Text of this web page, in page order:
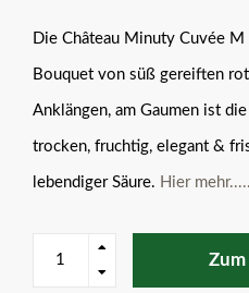
Die Château Minuty Cuvée
Bouquet von süß gereiften
Anklängen, am Gaumen ist
trocken, fruchtig, elegant &
lebendiger Säure. Hier mehr.....